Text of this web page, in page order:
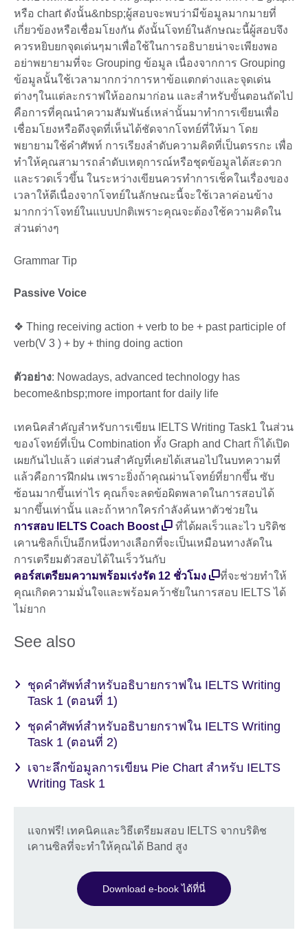
หรือ chart ดังนั้น&nbsp;ผู้สอบจะพบว่ามีข้อมูลมากมายที่
เกี่ยวข้องหรือเชื่อมโยงกัน ดังนั้นโจทย์ในลักษณะนี้ผู้สอบจึง
ควรหยิบยกจุดเด่นๆมาเพื่อใช้ในการอธิบายน่าจะเพียงพอ
อย่าพยายามที่จะ Grouping ข้อมูล เนื่องจากการ Grouping
ข้อมูลนั้นใช้เวลามากกว่าการหาข้อแตกต่างและจุดเด่น
ต่างๆในแต่ละกราฟให้ออกมาก่อน และสำหรับขั้นตอนถัดไป
คือการที่คุณนำความสัมพันธ์เหล่านั้นมาทำการเขียนเพื่อ
เชื่อมโยงหรือดึงจุดที่เห็นได้ชัดจากโจทย์ที่ให้มา โดย
พยายามใช้คำศัพท์ การเรียงลำดับความคิดที่เป็นตรรกะ เพื่อ
ทำให้คุณสามารถลำดับเหตุการณ์หรือชุดข้อมูลได้สะดวก
และรวดเร็วขึ้น ในระหว่างเขียนควรทำการเช็คในเรื่องของ
เวลาให้ดีเนื่องจากโจทย์ในลักษณะนี้จะใช้เวลาค่อนข้าง
มากกว่าโจทย์ในแบบปกติเพราะคุณจะต้องใช้ความคิดใน
ส่วนต่างๆ
Grammar Tip
Passive Voice
❖ Thing receiving action + verb to be + past participle of
verb(V 3 ) + by + thing doing action
ตัวอย่าง: Nowadays, advanced technology has
become&nbsp;more important for daily life
เทคนิคสำคัญสำหรับการเขียน IELTS Writing Task1 ในส่วน
ของโจทย์ที่เป็น Combination ทั้ง Graph and Chart ก็ได้เปิด
เผยกันไปแล้ว แต่ส่วนสำคัญที่เคยได้เสนอไปในบทความที่
แล้วคือการฝึกฝน เพราะยิ่งถ้าคุณผ่านโจทย์ที่ยากขึ้น ซับ
ซ้อนมากขึ้นเท่าไร คุณก็จะลดข้อผิดพลาดในการสอบได้
มากขึ้นเท่านั้น และถ้าหากใครกำลังค้นหาตัวช่วยใน
การสอบ IELTS Coach Boost
ที่ได้ผลเร็วและไว บริติช
เคานซิลก็เป็นอีกหนึ่งทางเลือกที่จะเป็นเหมือนทางลัดใน
การเตรียมตัวสอบได้ในเร็ววันกับ
คอร์สเตรียมความพร้อมเร่งรัด 12 ชั่วโมง
ที่จะช่วยทำให้
คุณเกิดความมั่นใจและพร้อมคว้าชัยในการสอบ IELTS ได้
ไม่ยาก
See also
ชุดคำศัพท์สำหรับอธิบายกราฟใน IELTS Writing
Task 1 (ตอนที่ 1)
ชุดคำศัพท์สำหรับอธิบายกราฟใน IELTS Writing
Task 1 (ตอนที่ 2)
เจาะลึกข้อมูลการเขียน Pie Chart สำหรับ IELTS
Writing Task 1
แจกฟรี! เทคนิคและวิธีเตรียมสอบ IELTS จากบริติช
เคานซิลที่จะทำให้คุณได้ Band สูง
Download e-book ได้ที่นี่